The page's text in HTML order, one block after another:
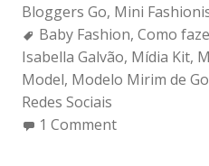
Bloggers Go, Mini
Tags:
Baby Fashion, Como
Isabella Galvão, Mídia Kit,
Model, Modelo Mirim de
Redes Sociais
1 Comment